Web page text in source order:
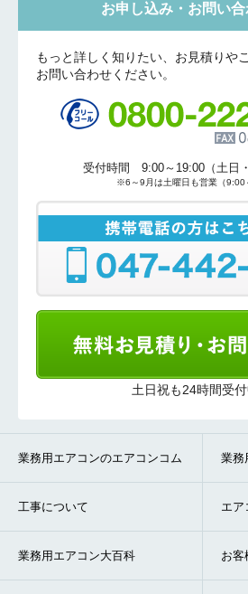
お申し込み・お問い合
もっと詳しく知りたい、お見積りや
お問い合わせください。
受付時間 9:00～19:00（土日・
※6～9月は土曜日も営業（9:00
土日祝も24時間受付
業務用エアコンのエアコンコム 業務
工事について エア
業務用エアコン大百科 お客